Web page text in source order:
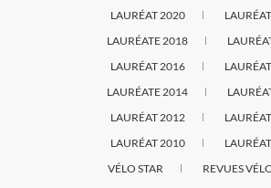
LAURÉAT 2020
LAURÉATE 2018
LAURÉAT 2016
LAURÉATE 2014
LAURÉAT 2012
LAURÉAT 2010
VÉLO STAR
REVUES